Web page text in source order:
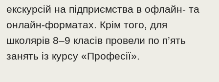
екскурсій на підприємства в офлайн- та
онлайн-форматах. Крім того, для
школярів 8–9 класів провели по п’ять
занять із курсу «Професії».